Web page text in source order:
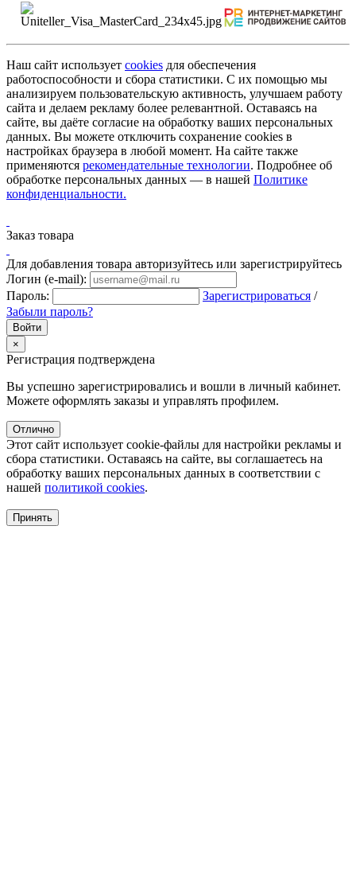
Наш сайт использует cookies для обеспечения
работоспособности и сбора статистики. С их помощью мы
анализируем пользовательскую активность, улучшаем работу
сайта и делаем рекламу более релевантной. Оставаясь на
сайте, вы даёте согласие на обработку ваших персональных
данных. Вы можете отключить сохранение cookies в
настройках браузера в любой момент. На сайте также
применяются рекомендательные технологии. Подробнее об
обработке персональных данных — в нашей Политике
конфиденциальности.
Заказ товара
Для добавления товара авторизуйтесь или зарегистрируйтесь
Логин (e-mail):
Пароль:
Зарегистрироваться /
Забыли пароль?
×
Регистрация подтверждена
Вы успешно зарегистрировались и вошли в личный кабинет.
Можете оформлять заказы и управлять профилем.
Отлично
Этот сайт использует cookie-файлы для настройки рекламы и
сбора статистики. Оставаясь на сайте, вы соглашаетесь на
обработку ваших персональных данных в соответствии с
нашей политикой cookies.
Принять